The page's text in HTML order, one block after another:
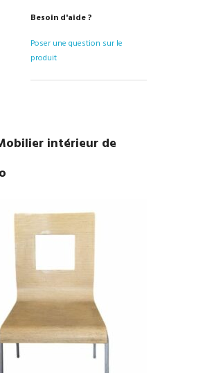
Besoin d'aide ?
Poser une question sur le
produit
intérieur de